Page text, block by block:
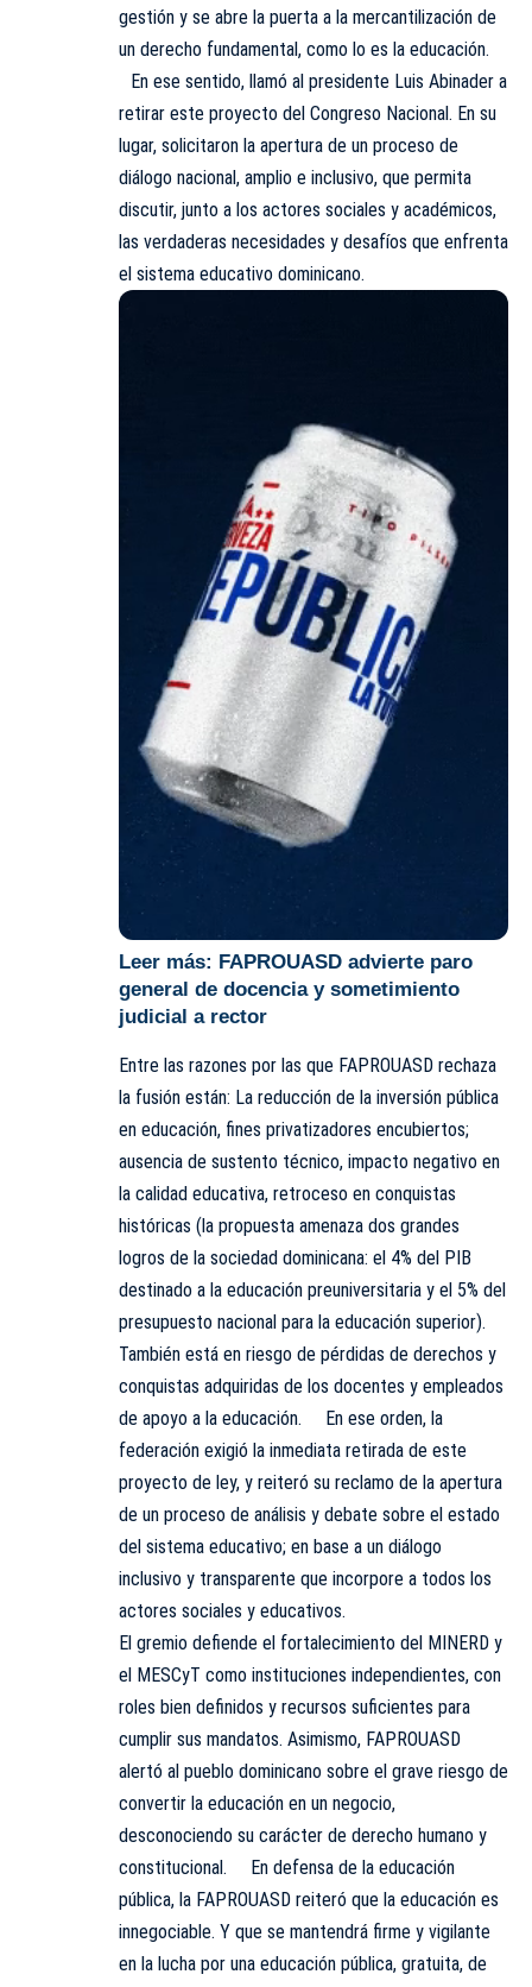
gestión y se abre la puerta a la mercantilización de
un derecho fundamental, como lo es la educación.
En ese sentido, llamó al presidente Luis Abinader a
retirar este proyecto del Congreso Nacional. En su
lugar, solicitaron la apertura de un proceso de
diálogo nacional, amplio e inclusivo, que permita
discutir, junto a los actores sociales y académicos,
las verdaderas necesidades y desafíos que enfrenta
el sistema educativo dominicano.
Leer más: FAPROUASD advierte paro
general de docencia y sometimiento
judicial a rector
Entre las razones por las que FAPROUASD rechaza
la fusión están: La reducción de la inversión pública
en educación, fines privatizadores encubiertos;
ausencia de sustento técnico, impacto negativo en
la calidad educativa, retroceso en conquistas
históricas (la propuesta amenaza dos grandes
logros de la sociedad dominicana: el 4% del PIB
destinado a la educación preuniversitaria y el 5% del
presupuesto nacional para la educación superior).
También está en riesgo de pérdidas de derechos y
conquistas adquiridas de los docentes y empleados
de apoyo a la educación. En ese orden, la
federación exigió la inmediata retirada de este
proyecto de ley, y reiteró su reclamo de la apertura
de un proceso de análisis y debate sobre el estado
del sistema educativo; en base a un diálogo
inclusivo y transparente que incorpore a todos los
actores sociales y educativos.
El gremio defiende el fortalecimiento del MINERD y
el MESCyT como instituciones independientes, con
roles bien definidos y recursos suficientes para
cumplir sus mandatos. Asimismo, FAPROUASD
alertó al pueblo dominicano sobre el grave riesgo de
convertir la educación en un negocio,
desconociendo su carácter de derecho humano y
constitucional. En defensa de la educación
pública, la FAPROUASD reiteró que la educación es
innegociable. Y que se mantendrá firme y vigilante
en la lucha por una educación pública, gratuita, de